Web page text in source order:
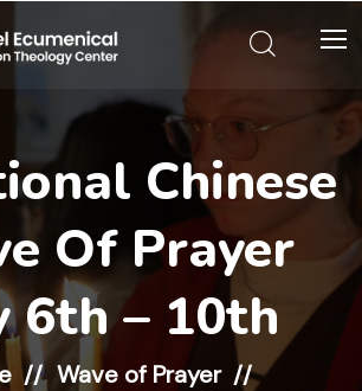
Chinese
Of Prayer
6th – 10th
Wave of Prayer